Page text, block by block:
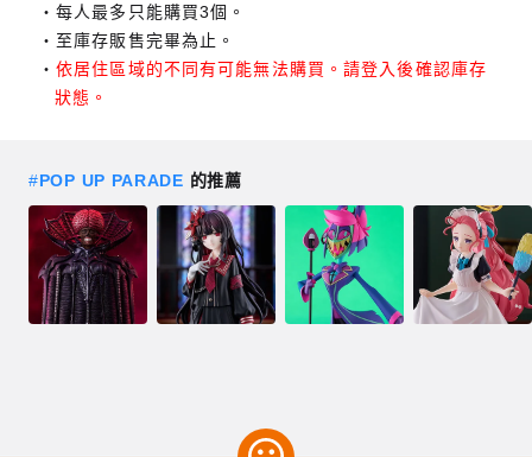
每人最多只能購買3個。
至庫存販售完畢為止。
依居住區域的不同有可能無法購買。請登入後確認庫存
狀態。
#POP UP PARADE 的推薦